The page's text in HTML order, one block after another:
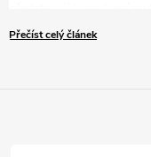
způsobem zvyšují
V tomto článku vám
Přečíst celý článek